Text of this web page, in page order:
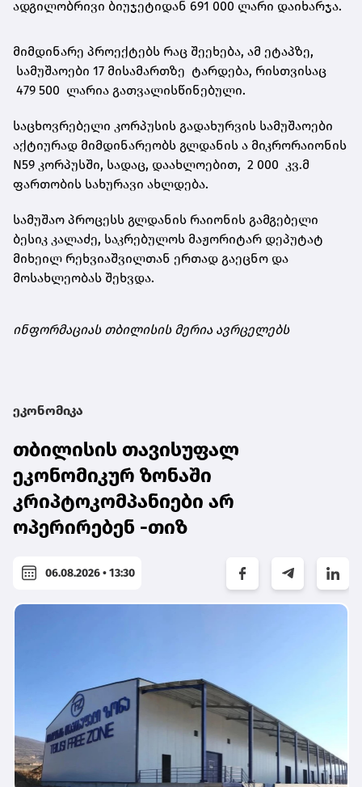
ადგილობრივი ბიუჯეტიდან 691 000 ლარი დაიხარჯა.
მიმდინარე პროექტებს რაც შეეხება, ამ ეტაპზე,
სამუშაოები 17 მისამართზე ტარდება, რისთვისაც
479 500 ლარია გათვალისწინებული.
საცხოვრებელი კორპუსის გადახურვის სამუშაოები
აქტიურად მიმდინარეობს გლდანის ა მიკრორაიონის
N59 კორპუსში, სადაც, დაახლოებით, 2 000 კვ.მ
ფართობის სახურავი ახლდება.
სამუშაო პროცესს გლდანის რაიონის გამგებელი
ბესიკ კალაძე, საკრებულოს მაჟორიტარ დეპუტატ
მიხეილ რეხვიაშვილთან ერთად გაეცნო და
მოსახლეობას შეხვდა.
ინფორმაციას თბილისის მერია ავრცელებს
ეკონომიკა
თბილისის თავისუფალ
ეკონომიკურ ზონაში
კრიპტოკომპანიები არ
ოპერირებენ -თიზ
06.08.2026 • 13:30